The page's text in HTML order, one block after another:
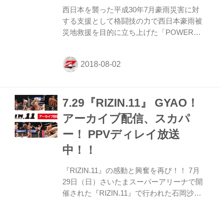
KO勝利を魅せてくれた五味隆典選...
西日本を襲った平成30年7月豪雨災害に対
する支援として格闘技の力で西日本豪雨被
災地救援を目的に立ち上げた「POWER
の一環で7月29日（日）に、さいたスーパ
ーアリーナで開催した『RIZIN.11』会場内
の善意をお寄せ頂けました。ご協力ありが
とうございました。 こちらの募金額は、フ
ジネットワーク サザエさん募金へ寄付を致
しました。 8月12日（日）にドルフィンズ
アリーナ（愛知県体育館）で行われる
『RWEDDINGS presents RIZIN.12』でも...
7.29『RIZIN.11』 GYAO！
アーカイブ配信、スカパ
ー！ PPVディレイ放送
中！！
『RIZIN.11』の感動と興奮を再び！！ 7月
29日（日）さいたまスーパーアリーナで開
催された『RIZIN.11』で行われた石岡沙